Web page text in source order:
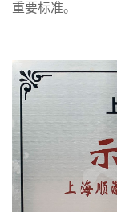
重要标准。